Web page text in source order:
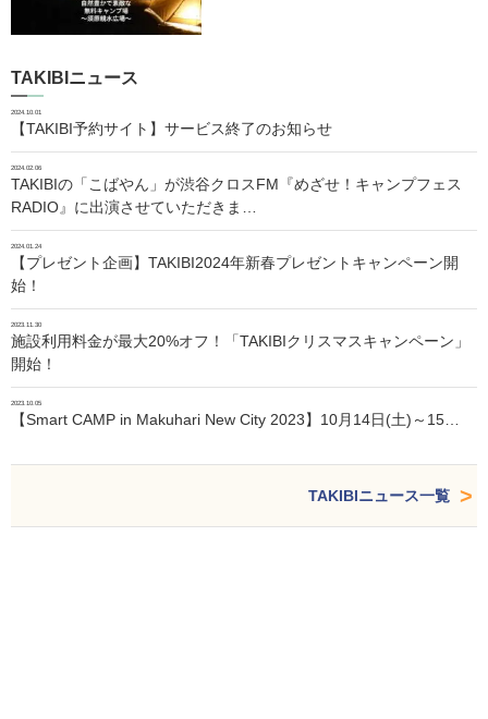
TAKIBIニュース
2024.10.01
【TAKIBI予約サイト】サービス終了のお知らせ
2024.02.06
TAKIBIの「こばやん」が渋谷クロスFM『めざせ！キャンプフェス
RADIO』に出演させていただきま…
2024.01.24
【プレゼント企画】TAKIBI2024年新春プレゼントキャンペーン開
始！
2023.11.30
施設利用料金が最大20%オフ！「TAKIBIクリスマスキャンペーン」
開始！
2023.10.05
【Smart CAMP in Makuhari New City 2023】10月14日(土)～15…
TAKIBIニュース一覧